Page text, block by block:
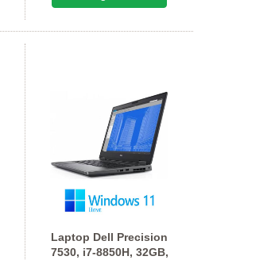
Laptop Dell Precision
7530, i7-8850H, 32GB,